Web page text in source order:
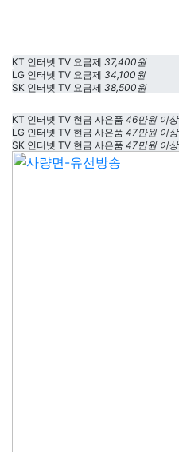
KT 인터넷 TV 요금제 37,400원
LG 인터넷 TV 요금제 34,100원
SK 인터넷 TV 요금제 38,500원
KT 인터넷 TV 현금 사은품 46만원 이상
LG 인터넷 TV 현금 사은품 47만원 이상
SK 인터넷 TV 현금 사은품 47만원 이상